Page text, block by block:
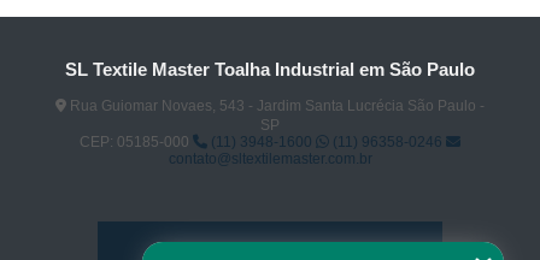
SL Textile Master Toalha Industrial em São Paulo
Rua Guiomar Novaes, 543 - Jardim Santa Lucrécia São Paulo -
SP
CEP: 05185-000
(11) 3948-1600
(11) 96358-0246
contato@sltextilemaster.com.br